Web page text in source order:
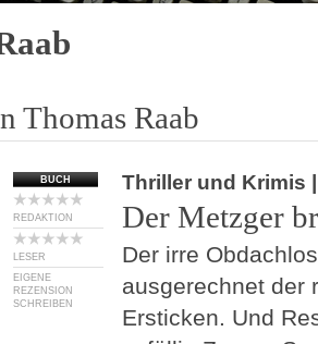
Thomas Raab
BUCH
REDAKTION
LESER
EIGENE
REZENSION
SCHREIBEN
Thriller und Krimis
Der Metzger
Der irre
ausgerechnet der
Ersticken. Und